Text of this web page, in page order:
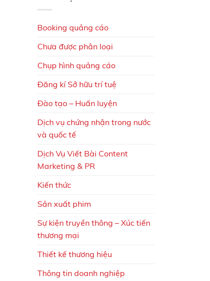
Booking quảng cáo
Chưa được phân loại
Chụp hình quảng cáo
Đăng kí Sở hữu trí tuệ
Đào tạo – Huấn luyện
Dịch vụ chứng nhận trong nước
và quốc tế
Dịch Vụ Viết Bài Content
Marketing & PR
Kiến thức
Sản xuất phim
Sự kiện truyền thông – Xúc tiến
thương mại
Thiết kế thương hiệu
Thông tin doanh nghiệp